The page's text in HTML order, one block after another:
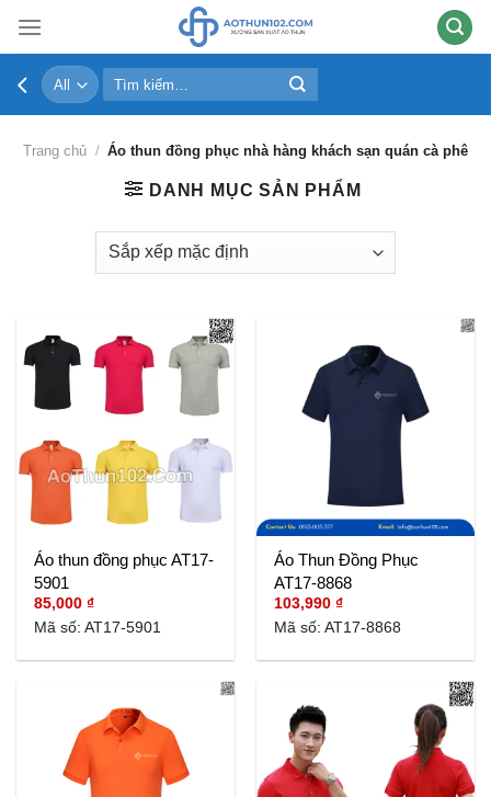
content
Tìm
kiếm:
Trang chủ / Áo thun đồng phục nhà hàng khách sạn quán cà phê
DANH MỤC SẢN PHẨM
Áo thun đồng phục AT17-
5901
85,000₫
Mã số: AT17-5901
Áo Thun Đồng Phục
AT17-8868
103,990₫
Mã số: AT17-8868